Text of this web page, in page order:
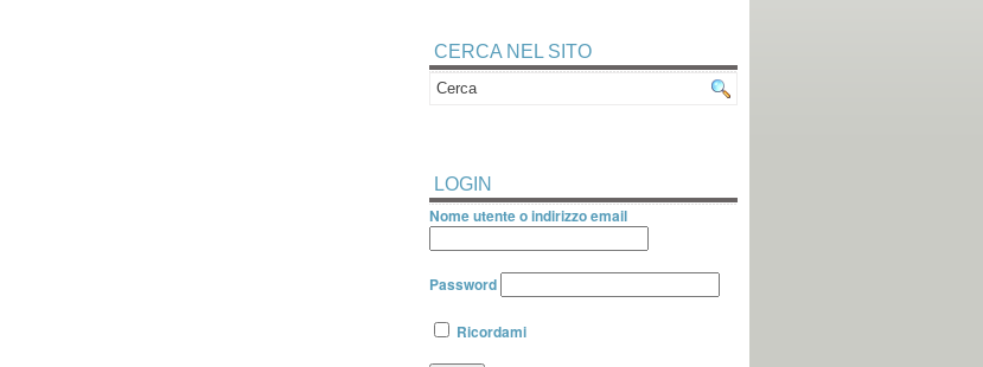
CERCA NEL SITO
LOGIN
Nome utente o indirizzo email
Password
Ricordami